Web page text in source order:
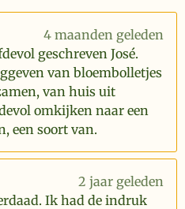
4 maanden geleden
geschreven José.
van bloembolletjes
van huis uit
omkijken naar een
een soort van.
2 jaar geleden
Ik had de indruk